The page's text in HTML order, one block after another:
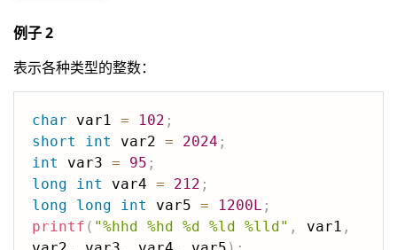
例子 2
表示各种类型的整数：
char var1 = 102 ;
short
int var2 = 2024 ;
int
var3 = 95 ;
long
int var4 = 212 ;
long
long int var5 = 1200L ;
printf ( "%hhd %hd %d %ld %lld" , var1 ,